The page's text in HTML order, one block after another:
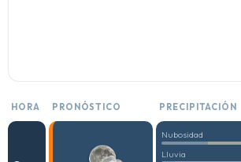
HORA PRONÓSTICO PRECIPITACIÓN
Nubosidad
Lluvia